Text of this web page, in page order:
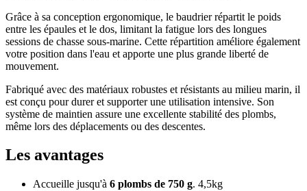
Grâce à sa conception ergonomique, le baudrier répartit le poids
entre les épaules et le dos, limitant la fatigue lors des longues
sessions de chasse sous-marine. Cette répartition améliore également
votre position dans l'eau et apporte une plus grande liberté de
mouvement.
Fabriqué avec des matériaux robustes et résistants au milieu marin, il
est conçu pour durer et supporter une utilisation intensive. Son
système de maintien assure une excellente stabilité des plombs,
même lors des déplacements ou des descentes.
Les avantages
Accueille jusqu'à 6 plombs de 750 g. 4,5kg